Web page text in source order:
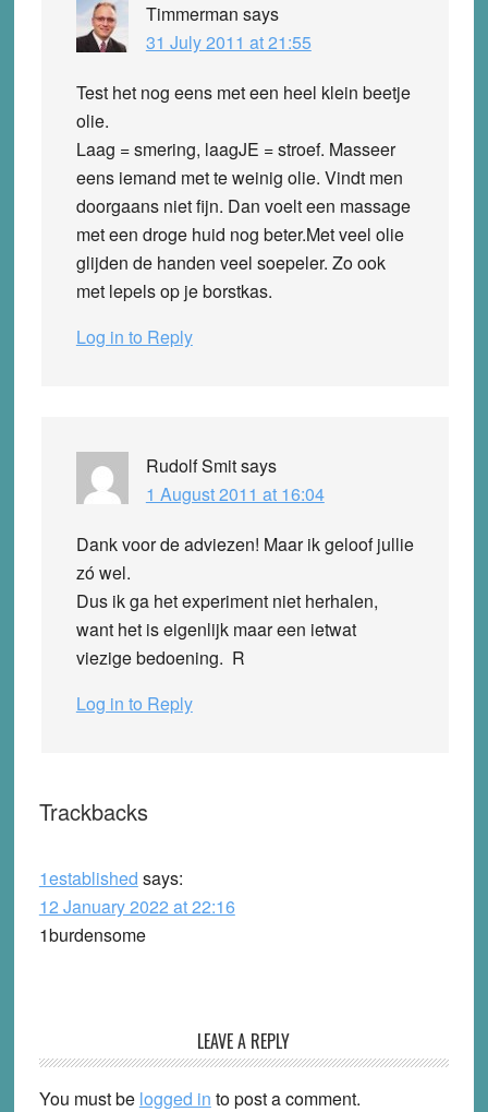
Timmerman says
31 July 2011 at 21:55
Test het nog eens met een heel klein beetje
olie.
Laag = smering, laagJE = stroef. Masseer
eens iemand met te weinig olie. Vindt men
doorgaans niet fijn. Dan voelt een massage
met een droge huid nog beter.Met veel olie
glijden de handen veel soepeler. Zo ook
met lepels op je borstkas.
Log in to Reply
Rudolf Smitsays
1 August 2011 at 16:04
Dank voor de adviezen! Maar ik geloof jullie
zó wel.
Dus ik ga het experiment niet herhalen,
want het is eigenlijk maar een ietwat
viezige bedoening. R
Log in to Reply
Trackbacks
1established says:
12 January 2022 at 22:16
1burdensome
LEAVE A REPLY
You must be logged in to post a comment.